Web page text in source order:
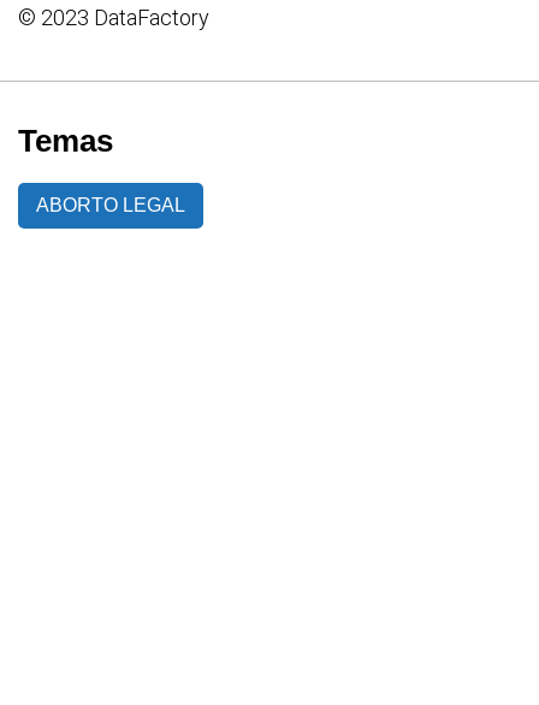
© 2023 DataFactory
Temas
ABORTO LEGAL